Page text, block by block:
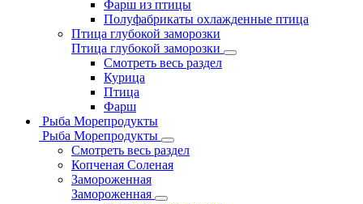
Фарш из птицы
Полуфабрикаты охлажденные птица
Птица глубокой заморозки
Птица глубокой заморозки
Смотреть весь раздел
Курица
Птица
Фарш
Рыба Морепродукты
Рыба Морепродукты
Смотреть весь раздел
Копченая Соленая
Замороженная
Замороженная